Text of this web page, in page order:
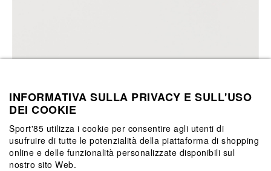
INFORMATIVA SULLA PRIVACY E SULL'USO
DEI COOKIE
Sport'85 utilizza i cookie per consentire agli utenti di
usufruire di tutte le potenzialità della piattaforma di shopping
online e delle funzionalità personalizzate disponibili sul
nostro sito Web.